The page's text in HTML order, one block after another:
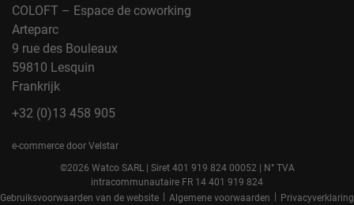
COLOFT – Espace de coworking
Arteparc
9 rue des Bouleaux
59810 Lesquin
Frankrijk
+32 (0)13 458 905
e-commerce door Velstar
©2026 Watco SARL | Siret 401 919 824 00052 | N° TVA
intracommunautaire FR 14 401 919 824
Gebruiksvoorwaarden van de website
Algemene voorwaarden Privacyverklaring